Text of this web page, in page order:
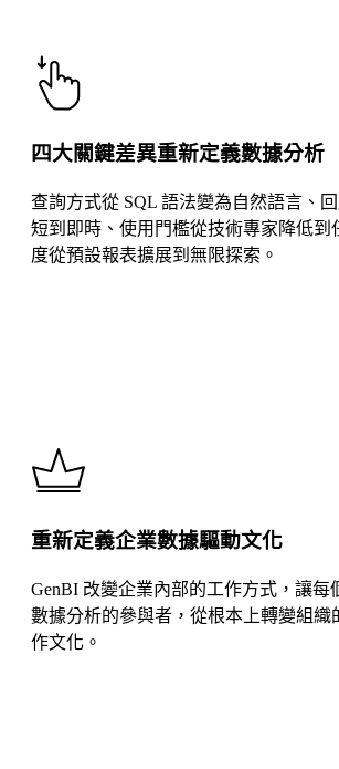
四大關鍵差異重新定義數據分析
查詢方式從 SQL 語法變為自然語言、
短到即時、使用門檻從技術專家降低到
度從預設報表擴展到無限探索。
重新定義企業數據驅動文化
GenBI 改變企業內部的工作方式，讓每
數據分析的參與者，從根本上轉變組織
作文化。